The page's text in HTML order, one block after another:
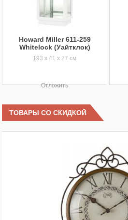
Howard Miller 611-259
Whitelock (Уайтклок)
193 x 41 x 27 см
Отложить
ТОВАРЫ СО СКИДКОЙ